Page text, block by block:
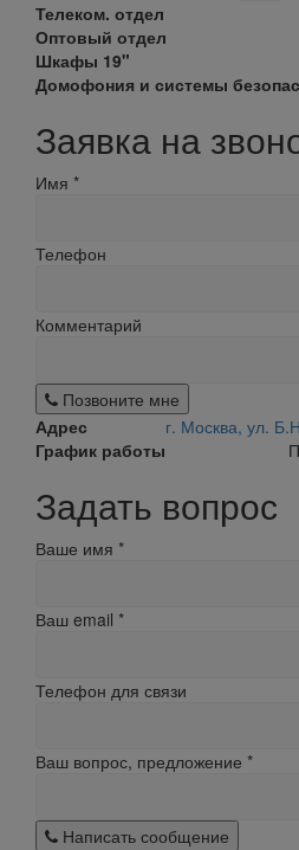
Телеком. отдел
Оптовый отдел
Шкафы 19"
Домофония и системы
Заявка на
Имя *
Телефон
Комментарий
Позвоните мне
Адрес
г. Москва, ул.
График работы
Задать вопрос
Ваше имя *
Ваш email *
Телефон для связи
Ваш вопрос, предложение *
Написать сообщение